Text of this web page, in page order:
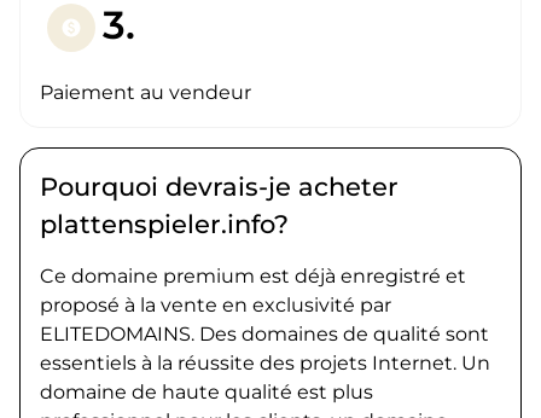
paid 3.
Paiement au vendeur
Pourquoi devrais-je acheter
plattenspieler.info?
Ce domaine premium est déjà enregistré et
proposé à la vente en exclusivité par
ELITEDOMAINS. Des domaines de qualité sont
essentiels à la réussite des projets Internet. Un
domaine de haute qualité est plus